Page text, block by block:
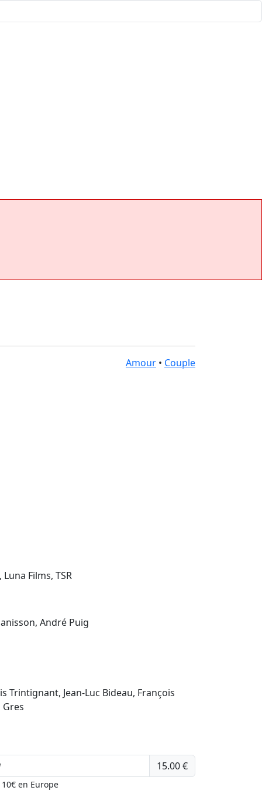
Amour • Couple
Films, TSR
André Puig
Trintignant, Jean-Luc Bideau, François
15.00 €
en Europe